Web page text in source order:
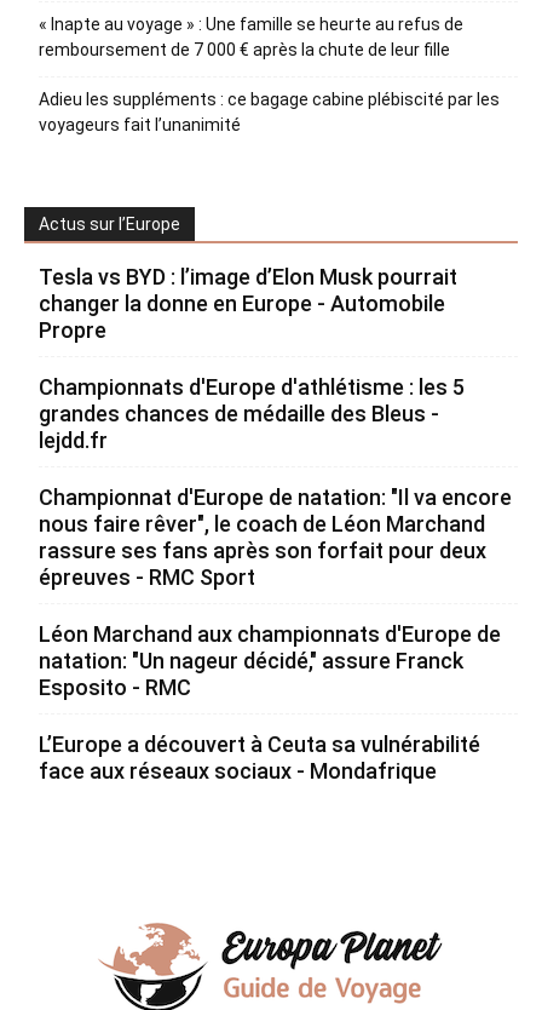
« Inapte au voyage » : Une famille se heurte au refus de
remboursement de 7 000 € après la chute de leur fille
Adieu les suppléments : ce bagage cabine plébiscité par les
voyageurs fait l’unanimité
Actus sur l’Europe
Tesla vs BYD : l’image d’Elon Musk pourrait
changer la donne en Europe - Automobile
Propre
Championnats d'Europe d'athlétisme : les 5
grandes chances de médaille des Bleus -
lejdd.fr
Championnat d'Europe de natation: "Il va encore
nous faire rêver", le coach de Léon Marchand
rassure ses fans après son forfait pour deux
épreuves - RMC Sport
Léon Marchand aux championnats d'Europe de
natation: "Un nageur décidé," assure Franck
Esposito - RMC
L’Europe a découvert à Ceuta sa vulnérabilité
face aux réseaux sociaux - Mondafrique